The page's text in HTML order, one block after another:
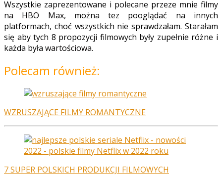
Wszystkie zaprezentowane i polecane przeze mnie filmy
na HBO Max, można tez pooglądać na innych
platformach, choć wszystkich nie sprawdzałam. Starałam
się aby tych 8 propozycji filmowych były zupełnie różne i
każda była wartościowa.
Polecam również:
WZRUSZAJĄCE FILMY ROMANTYCZNE
7 SUPER POLSKICH PRODUKCJI FILMOWYCH